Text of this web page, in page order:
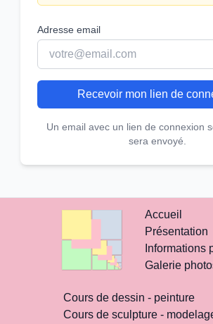
Adresse email
Recevoir mon lien de
Un email avec un lien de connexion
sera envoyé.
Accueil
Présentation
Informations
Galerie
Cours de dessin - peinture
Cours de sculpture -